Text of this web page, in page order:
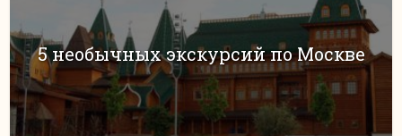
5 необычных экскурсий по Москве